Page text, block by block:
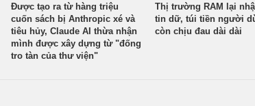
Được tạo ra từ hàng triệu
cuốn sách bị Anthropic xé và
tiêu hủy, Claude AI thừa nhận
mình được xây dựng từ "đống
tro tàn của thư viện"
Thị trường RAM lại
tin dữ, túi tiền người
còn chịu đau dài dài